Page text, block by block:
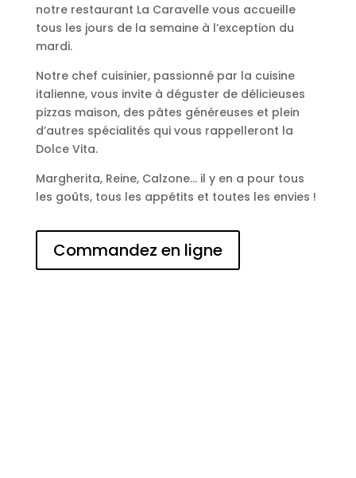
notre restaurant La Caravelle vous accueille
tous les jours de la semaine à l’exception du
mardi.
Notre chef cuisinier, passionné par la cuisine
italienne, vous invite à déguster de délicieuses
pizzas maison, des pâtes généreuses et plein
d’autres spécialités qui vous rappelleront la
Dolce Vita.
Margherita, Reine, Calzone… il y en a pour tous
les goûts, tous les appétits et toutes les envies !
Commandez en ligne